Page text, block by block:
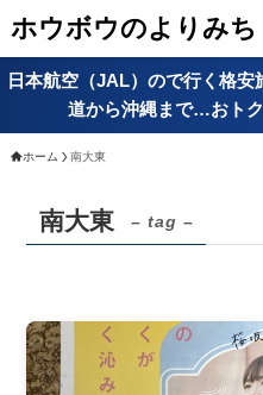
ホウボウのよりみち
日本航空（JAL）ので行く格
道から沖縄まで…おト
ホーム 南大東
南大東 – tag –